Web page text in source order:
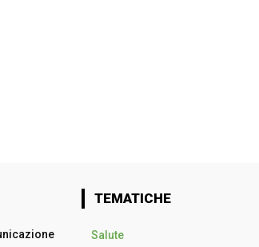
TEMATICHE
Salute